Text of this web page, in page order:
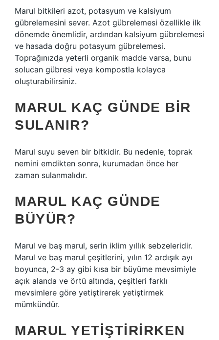
Marul bitkileri azot, potasyum ve kalsiyum
gübrelemesini sever. Azot gübrelemesi özellikle ilk
dönemde önemlidir, ardından kalsiyum gübrelemesi
ve hasada doğru potasyum gübrelemesi.
Toprağınızda yeterli organik madde varsa, bunu
solucan gübresi veya kompostla kolayca
oluşturabilirsiniz.
MARUL KAÇ GÜNDE BIR
SULANIR?
Marul suyu seven bir bitkidir. Bu nedenle, toprak
nemini emdikten sonra, kurumadan önce her
zaman sulanmalıdır.
MARUL KAÇ GÜNDE
BÜYÜR?
Marul ve baş marul, serin iklim yıllık sebzeleridir.
Marul ve baş marul çeşitlerini, yılın 12 ardışık ayı
boyunca, 2-3 ay gibi kısa bir büyüme mevsimiyle
açık alanda ve örtü altında, çeşitleri farklı
mevsimlere göre yetiştirerek yetiştirmek
mümkündür.
MARUL YETIŞTIRIRKEN